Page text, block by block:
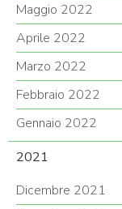
Maggio 2022
Aprile 2022
Marzo 2022
Febbraio 2022
Gennaio 2022
2021
Dicembre 2021